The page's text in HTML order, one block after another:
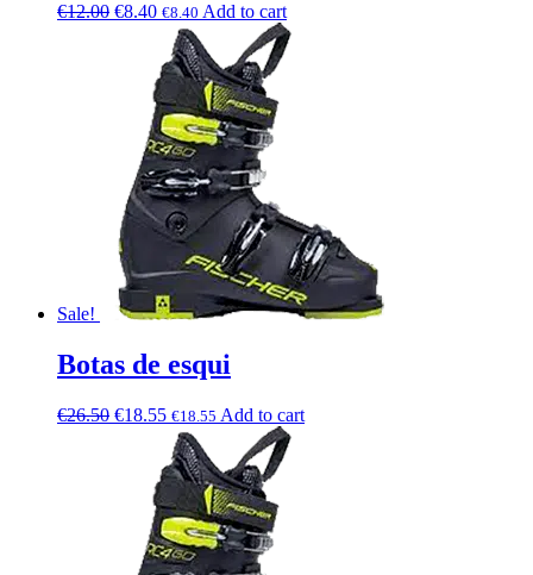
€12.00 €8.40 €8.40 Add to cart
Sale!
Botas de esqui
€26.50 €18.55 €18.55 Add to cart